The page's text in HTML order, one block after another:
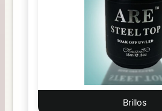
Brillos